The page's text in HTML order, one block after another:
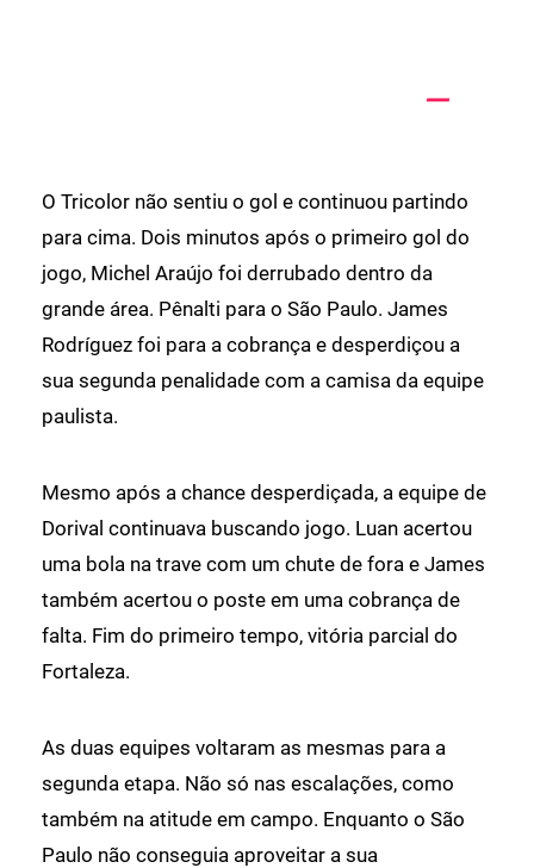
O Tricolor não sentiu o gol e continuou partindo
para cima. Dois minutos após o primeiro gol do
jogo, Michel Araújo foi derrubado dentro da
grande área. Pênalti para o São Paulo. James
Rodríguez foi para a cobrança e desperdiçou a
sua segunda penalidade com a camisa da equipe
paulista.
Mesmo após a chance desperdiçada, a equipe de
Dorival continuava buscando jogo. Luan acertou
uma bola na trave com um chute de fora e James
também acertou o poste em uma cobrança de
falta. Fim do primeiro tempo, vitória parcial do
Fortaleza.
As duas equipes voltaram as mesmas para a
segunda etapa. Não só nas escalações, como
também na atitude em campo. Enquanto o São
Paulo não conseguia aproveitar a sua